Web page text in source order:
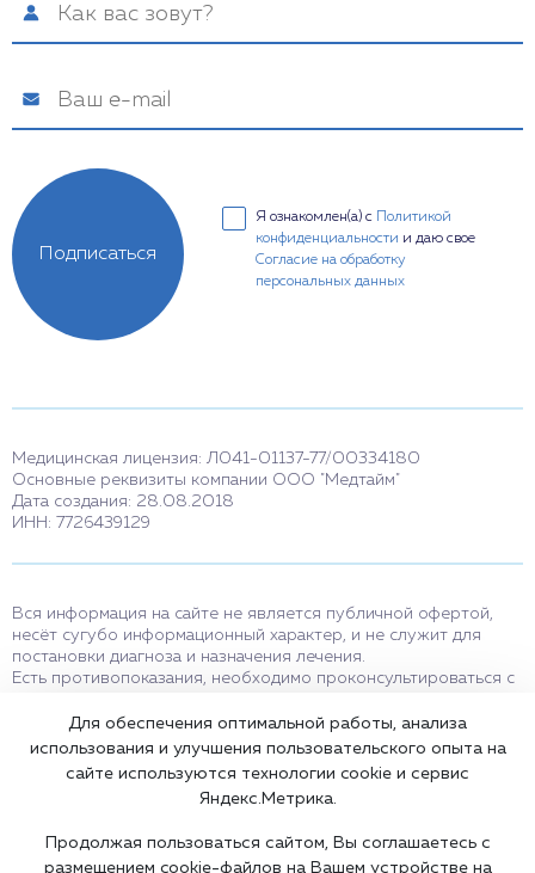
Я ознакомлен(а) с
Политикой
конфиденциальности и даю свое
Согласие на обработку
персональных данных
Подписаться
Медицинская лицензия: Л041-01137-77/00334180
Основные реквизиты компании ООО "Медтайм"
Дата создания: 28.08.2018
ИНН: 7726439129
Вся информация на сайте не является публичной офертой,
несёт сугубо информационный характер, и не служит для
постановки диагноза и назначения лечения.
Есть противопоказания, необходимо проконсультироваться с
мессенджерам и в соцсетях носят исключительно
информационный характер и не являются медицинскими
услугами.
Оставаясь на сайте вы соглашаетесь на использование cookies.
Для обеспечения оптимальной работы, анализа
использования и улучшения пользовательского опыта на
сайте используются технологии cookie и сервис
Яндекс.Метрика.
Продолжая пользоваться сайтом, Вы соглашаетесь с
размещением cookie-файлов на Вашем устройстве на